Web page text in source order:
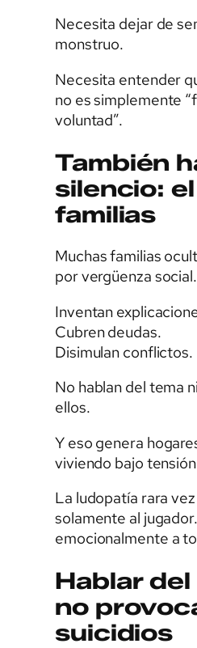
Necesita dejar de
monstruo.
Necesita entender
no es simplemente
voluntad”.
También
silencio:
familias
Muchas familias
por vergüenza social.
Inventan
Cubren deudas.
Disimulan conflictos.
No hablan del tema
ellos.
Y eso genera
viviendo bajo
La ludopatía rara
solamente al
emocionalmente a
Hablar
no
suicidios